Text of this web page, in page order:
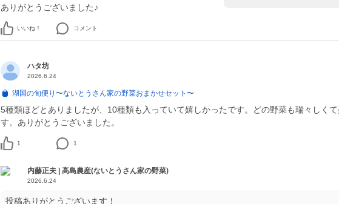
ありがとうございました♪
いいね！ コメント
ハタ坊
2026.6.24
湖国の旬便り〜ないとうさん家の野菜おまかせセット〜
5種類ほどとありましたが、10種類も入っていて嬉しかったです。どの野菜も瑞々しく
す。ありがとうございました。
1 1
内藤正夫 | 高島農産(ないとうさん家の野菜)
2026.6.24
投稿ありがとうございます！